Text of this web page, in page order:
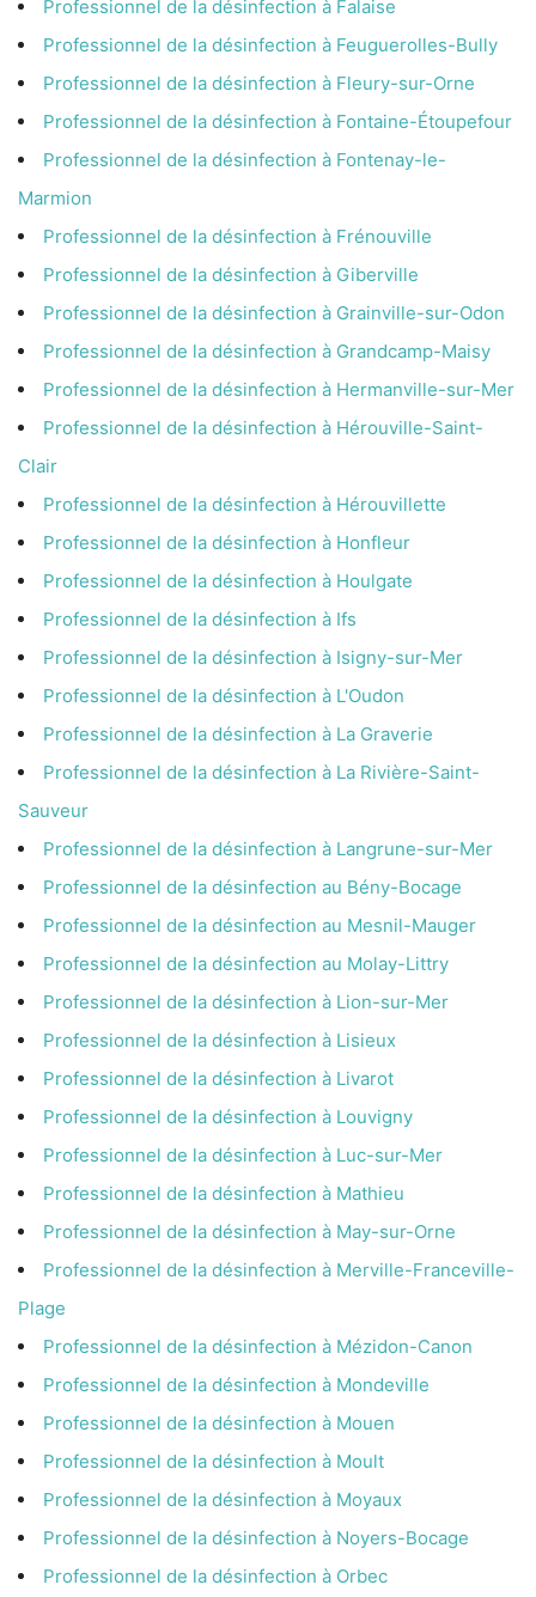
Professionnel de la désinfection à Falaise
Professionnel de la désinfection à Feuguerolles-Bully
Professionnel de la désinfection à Fleury-sur-Orne
Professionnel de la désinfection à Fontaine-Étoupefour
Professionnel de la désinfection à Fontenay-le-
Marmion
Professionnel de la désinfection à Frénouville
Professionnel de la désinfection à Giberville
Professionnel de la désinfection à Grainville-sur-Odon
Professionnel de la désinfection à Grandcamp-Maisy
Professionnel de la désinfection à Hermanville-sur-Mer
Professionnel de la désinfection à Hérouville-Saint-
Clair
Professionnel de la désinfection à Hérouvillette
Professionnel de la désinfection à Honfleur
Professionnel de la désinfection à Houlgate
Professionnel de la désinfection à Ifs
Professionnel de la désinfection à Isigny-sur-Mer
Professionnel de la désinfection à L'Oudon
Professionnel de la désinfection à La Graverie
Professionnel de la désinfection à La Rivière-Saint-
Sauveur
Professionnel de la désinfection à Langrune-sur-Mer
Professionnel de la désinfection au Bény-Bocage
Professionnel de la désinfection au Mesnil-Mauger
Professionnel de la désinfection au Molay-Littry
Professionnel de la désinfection à Lion-sur-Mer
Professionnel de la désinfection à Lisieux
Professionnel de la désinfection à Livarot
Professionnel de la désinfection à Louvigny
Professionnel de la désinfection à Luc-sur-Mer
Professionnel de la désinfection à Mathieu
Professionnel de la désinfection à May-sur-Orne
Professionnel de la désinfection à Merville-Franceville-
Plage
Professionnel de la désinfection à Mézidon-Canon
Professionnel de la désinfection à Mondeville
Professionnel de la désinfection à Mouen
Professionnel de la désinfection à Moult
Professionnel de la désinfection à Moyaux
Professionnel de la désinfection à Noyers-Bocage
Professionnel de la désinfection à Orbec